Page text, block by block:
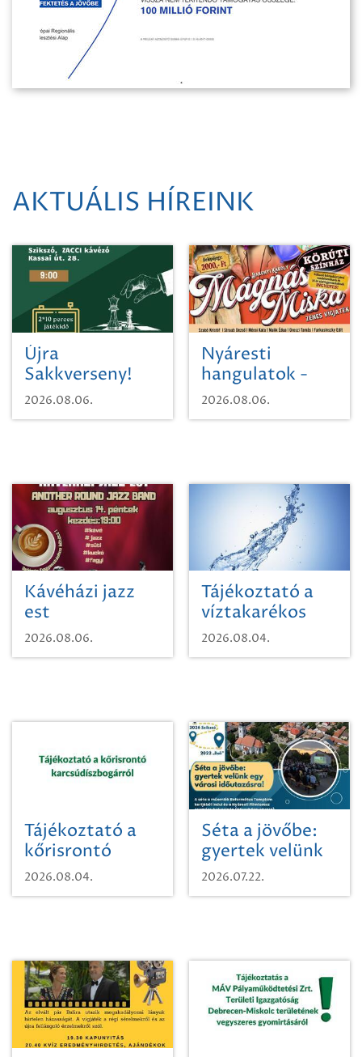
AKTUÁLIS HÍREINK
Újra
Sakkverseny!
2026.08.06.
Nyáresti
hangulatok -
Mágnás Miska
2026.08.06.
Kávéházi jazz
est
2026.08.06.
Tájékoztató a
víztakarékos
vízhasználatról
2026.08.04.
Tájékoztató a
kőrisrontó
karcsúdíszbogárról
2026.08.04.
Séta a jövőbe:
gyertek velünk
egy városi
időutazásra!
2026.07.22.